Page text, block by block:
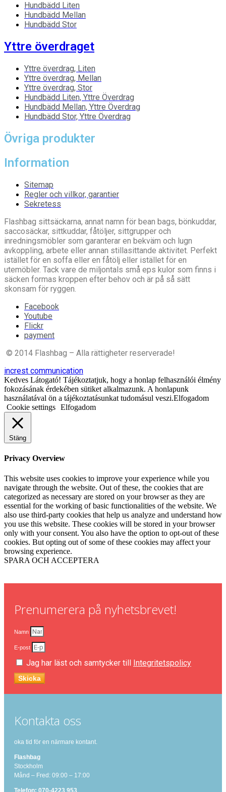
Hundbädd Liten
Hundbädd Mellan
Hundbädd Stor
Yttre överdraget
Yttre överdrag, Liten
Yttre överdrag, Mellan
Yttre överdrag, Stor
Hundbädd Liten, Yttre Överdrag
Hundbädd Mellan, Yttre Överdrag
Hundbädd Stor, Yttre Överdrag
Övriga produkter
Information
Sitemap
Regler och villkor, garantier
Sekretess
Flashbag sittsäckarna, annat namn för bean bags, bönkuddar,
saccosäckar, sittkuddar, fåtöljer, sittgrupper och
inredningsmöbler som garanterar en bekväm och lugn
avkoppling, arbete eller annan stillasittande aktivitet. Perfekt
istället för en soffa eller en fåtölj eller istället för en
utemöbler. Tack vare de miljontals små eps kulor som finns i
säcken formas kroppen efter behov och är på så sätt
skonsam för ryggen.
Facebook
Youtube
Flickr
payment
© 2014 Flashbag – Alla rättigheter reserverade!
increst communication
Kedves Látogató! Tájékoztatjuk, hogy a honlap felhasználói élmény
fokozásának érdekében sütiket alkalmazunk. A honlapunk
használatával ön a tájékoztatásunkat tudomásul veszi.Elfogadom
Cookie settings Elfogadom
Stäng
Privacy Overview
This website uses cookies to improve your experience while you
navigate through the website. Out of these, the cookies that are
categorized as necessary are stored on your browser as they are
essential for the working of basic functionalities of the website. We
also use third-party cookies that help us analyze and understand how
you use this website. These cookies will be stored in your browser
only with your consent. You also have the option to opt-out of these
cookies. But opting out of some of these cookies may affect your
browsing experience.
SPARA OCH ACCEPTERA
Prenumerera på nyhetsbrevet!
Namn
E-post
Jag har läst och samtycker till Integritetspolicy
Skicka
Kontakta oss
oka tid för en närmare kontant.
Flashbag
Stockholm
Månd – Fred: 09:00 – 17:00